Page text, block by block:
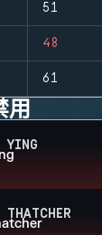
51
48
61
用
YING
THATCHER